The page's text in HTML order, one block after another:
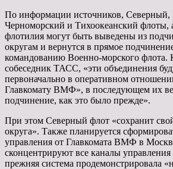
По информации источников, Северный,
Черноморский и Тихоокеанский флоты,
флотилия могут быть выведены из
округам и вернутся в прямое
командованию Военно-морского флота.
собеседник ТАСС, «эти объединения
первоначально в оперативном
Главкомату ВМФ», в последующем их
подчинение, как это было прежде».
При этом Северный флот «сохранит
округа». Также планируется
управления от Главкомата ВМФ в
сконцентрируют все каналы
прежняя система продемонстрировала